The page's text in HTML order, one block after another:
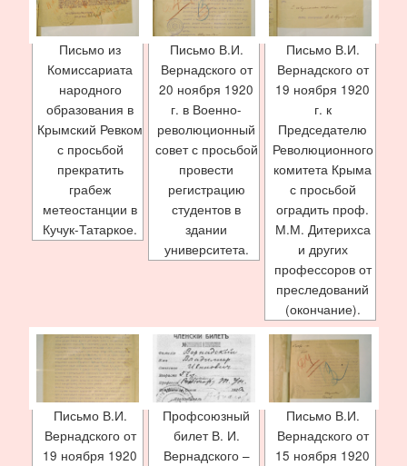
Письмо из
Комиссариата
народного
образования в
Крымский Ревком
с просьбой
прекратить
грабеж
метеостанции в
Кучук-Татаркое.
Письмо В.И.
Вернадского от
20 ноября 1920
г. в Военно-
революционный
совет с просьбой
провести
регистрацию
студентов в
здании
университета.
Письмо В.И.
Вернадского от
19 ноября 1920
г. к
Председателю
Революционного
комитета Крыма
с просьбой
оградить проф.
М.М. Дитерихса
и других
профессоров от
преследований
(окончание).
Письмо В.И.
Вернадского от
19 ноября 1920
Профсоюзный
билет В. И.
Вернадского –
Письмо В.И.
Вернадского от
15 ноября 1920